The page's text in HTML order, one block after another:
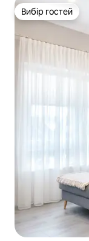
Вибір гостей
Вибір гостей